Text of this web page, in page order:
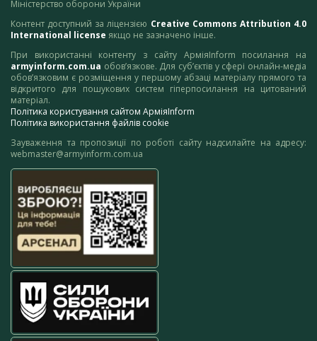
Міністерство оборони України
Контент доступний за ліцензією Creative Commons Attribution 4.0
International license якщо не зазначено інше.
При використанні контенту з сайту АрміяInform посилання на
armyinform.com.ua обов’язкове. Для суб’єктів у сфері онлайн-медіа
обов’язковим є розміщення у першому абзаці матеріалу прямого та
відкритого для пошукових систем гіперпосилання на цитований
матеріал.
Політика користування сайтом АрміяInform
Політика використання файлів cookie
Зауваження та пропозиції по роботі сайту надсилайте на адресу:
webmaster@armyinform.com.ua